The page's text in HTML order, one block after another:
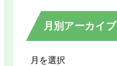
月別アーカイブ